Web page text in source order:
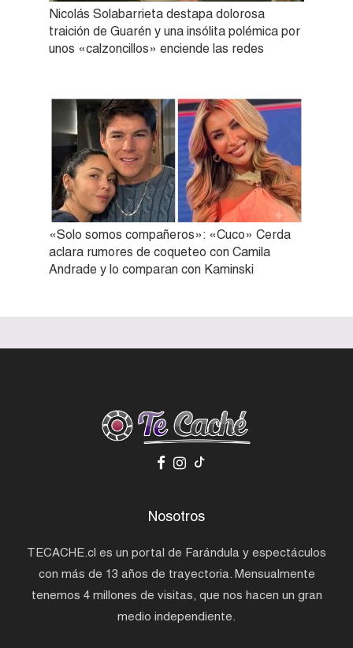
Nicolás Solabarrieta destapa dolorosa
traición de Guarén y una insólita polémica por
unos «calzoncillos» enciende las redes
«Solo somos compañeros»: «Cuco» Cerda
aclara rumores de coqueteo con Camila
Andrade y lo comparan con Kaminski
Nosotros
TECACHE.cl es un portal de Farándula y espectáculos
con más de 13 años de trayectoria. Mensualmente
tenemos 4 millones de visitas, que nos hacen un gran
medio independiente.